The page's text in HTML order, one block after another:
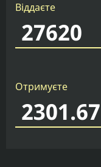
Віддаєте
Отримуєте